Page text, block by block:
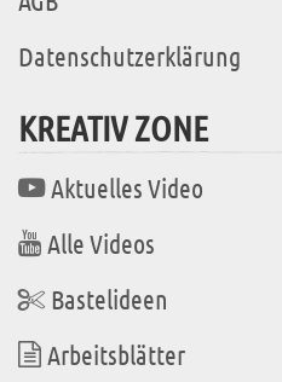
Datenschutzerklärung
KREATIV ZONE
Aktuelles Video
Alle Videos
Bastelideen
Arbeitsblätter